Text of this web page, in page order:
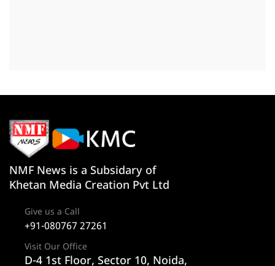
NMF News is a Subsidary of
Khetan Media Creation Pvt Ltd
Give us a Call
+91-080767 27261
Visit Our Office
D-4 1st Floor, Sector 10, Noida,